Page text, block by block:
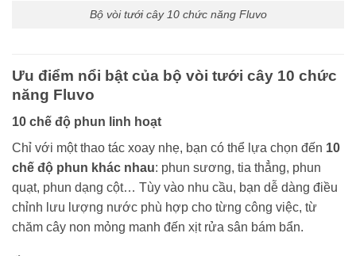
Bộ vòi tưới cây 10 chức năng Fluvo
Ưu điểm nổi bật của bộ vòi tưới cây 10 chức
năng Fluvo
10 chế độ phun linh hoạt
Chỉ với một thao tác xoay nhẹ, bạn có thể lựa chọn đến 10
chế độ phun khác nhau: phun sương, tia thẳng, phun
quạt, phun dạng cột… Tùy vào nhu cầu, bạn dễ dàng điều
chỉnh lưu lượng nước phù hợp cho từng công việc, từ
chăm cây non mỏng manh đến xịt rửa sân bám bẩn.